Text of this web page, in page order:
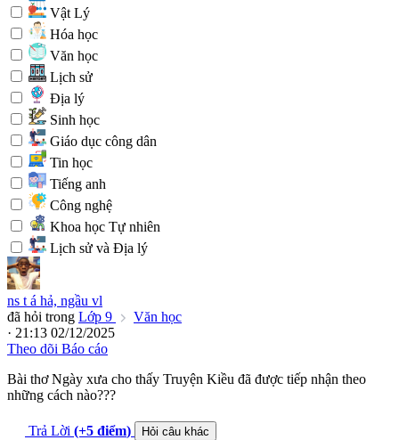
Vật Lý
Hóa học
Văn học
Lịch sử
Địa lý
Sinh học
Giáo dục công dân
Tin học
Tiếng anh
Công nghệ
Khoa học Tự nhiên
Lịch sử và Địa lý
ns t á hả, ngầu vl
đã hỏi trong Lớp 9
Văn học
· 21:13 02/12/2025
Theo dõi Báo cáo
Bài thơ Ngày xưa cho thấy Truyện Kiều đã được tiếp nhận theo
những cách nào???
Trả Lời (+5 điểm) Hỏi câu khác